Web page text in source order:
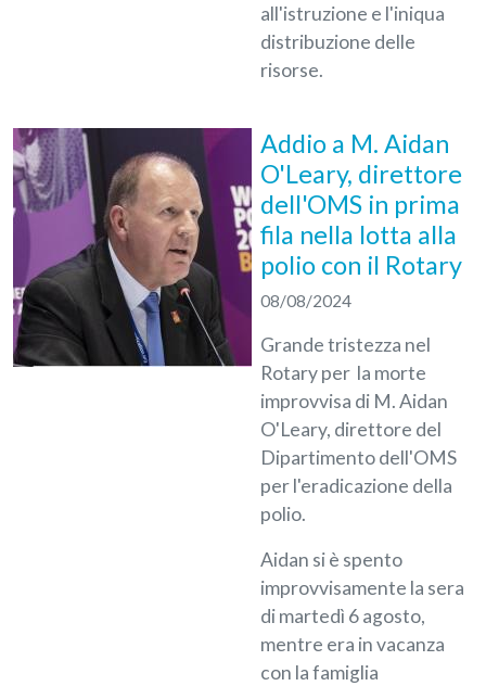
all'istruzione e l'iniqua
distribuzione delle
risorse.
Addio a M. Aidan
O'Leary, direttore
dell'OMS in prima
fila nella lotta alla
polio con il Rotary
08/08/2024
Grande tristezza nel
Rotary per la morte
improvvisa di M. Aidan
O'Leary, direttore del
Dipartimento dell'OMS
per l'eradicazione della
polio.
Aidan si è spento
improvvisamente la sera
di martedì 6 agosto,
mentre era in vacanza
con la famiglia